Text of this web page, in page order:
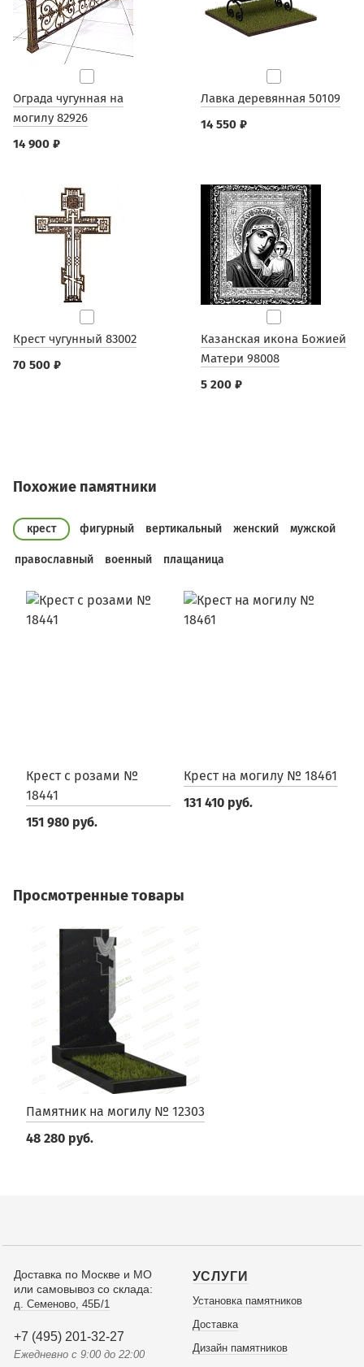
Ограда чугунная на
могилу 82926
14 900 ₽
Лавка деревянная 50109
14 550 ₽
Крест чугунный 83002
70 500 ₽
Казанская икона Божией
Матери 98008
5 200 ₽
Похожие памятники
крест фигурный вертикальный женский мужской
православный военный плащаница
Крест с розами №
18441
151 980 руб.
Крест на могилу № 18461
131 410 руб.
Просмотренные товары
Памятник на могилу № 12303
48 280 руб.
Доставка по Москве и МО
или самовывоз со склада:
д. Семеново, 45Б/1
+7 (495) 201-32-27
Ежедневно с 9:00 до 22:00
УСЛУГИ
Установка памятников
Доставка
Дизайн памятников